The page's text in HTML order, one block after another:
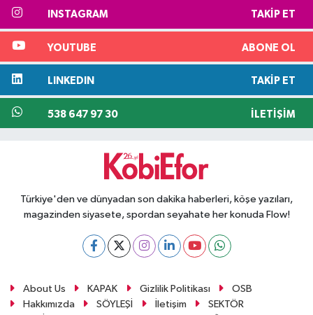
INSTAGRAM TAKIP ET
YOUTUBE ABONE OL
LINKEDIN TAKIP ET
538 647 97 30 İLETIŞIM
Türkiye'den ve dünyadan son dakika haberleri, köşe yazıları,
magazinden siyasete, spordan seyahate her konuda Flow!
About Us KAPAK Gizlilik Politikası
OSB
Hakkımızda
SÖYLEŞİ İletişim
SEKTÖR